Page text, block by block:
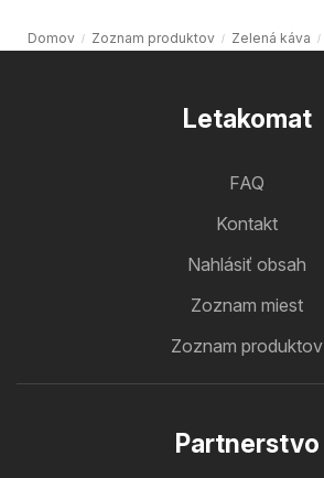
Domov Zoznam produktov Zelená káva
Letakomat
FAQ
Kontakt
Nahlásiť obsah
Zoznam miest
Zoznam produktov
Partnerstvo